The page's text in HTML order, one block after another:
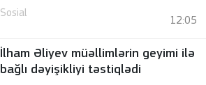
Sosial
12:05
İlham Əliyev müəllimlərin geyimi ilə
bağlı dəyişikliyi təstiqlədi